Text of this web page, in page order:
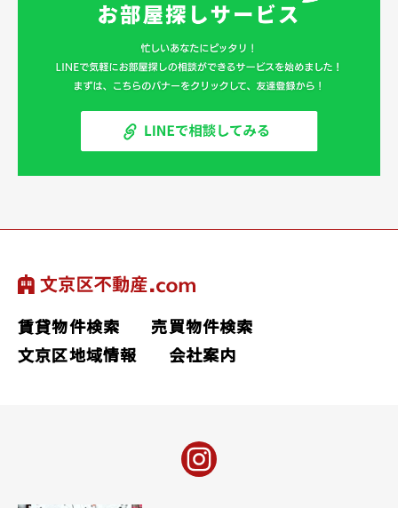
賃貸物件検索
売買物件検索
文京区地域情報
会社案内